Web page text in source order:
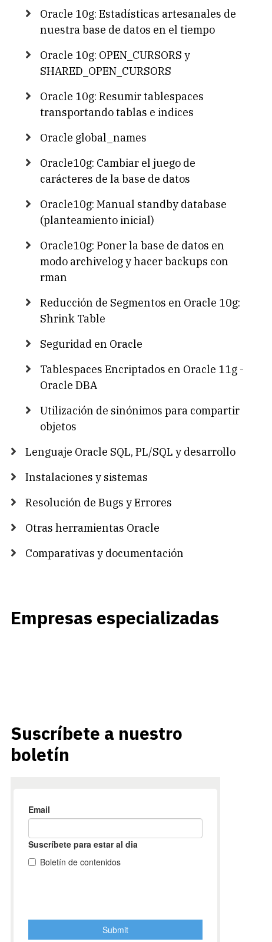
Oracle 10g: Estadísticas artesanales de
nuestra base de datos en el tiempo
Oracle 10g: OPEN_CURSORS y
SHARED_OPEN_CURSORS
Oracle 10g: Resumir tablespaces
transportando tablas e indices
Oracle global_names
Oracle10g: Cambiar el juego de
carácteres de la base de datos
Oracle10g: Manual standby database
(planteamiento inicial)
Oracle10g: Poner la base de datos en
modo archivelog y hacer backups con
rman
Reducción de Segmentos en Oracle 10g:
Shrink Table
Seguridad en Oracle
Tablespaces Encriptados en Oracle 11g -
Oracle DBA
Utilización de sinónimos para compartir
objetos
Lenguaje Oracle SQL, PL/SQL y desarrollo
Instalaciones y sistemas
Resolución de Bugs y Errores
Otras herramientas Oracle
Comparativas y documentación
Empresas especializadas
Suscríbete a nuestro
boletín